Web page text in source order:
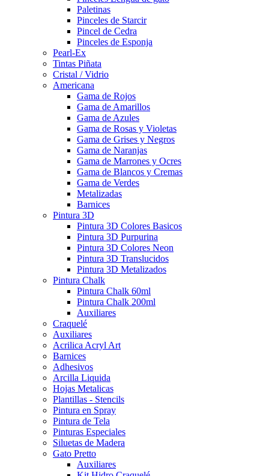
Paletinas
Pinceles de Starcir
Pincel de Cedra
Pinceles de Esponja
Pearl-Ex
Tintas Piñata
Cristal / Vidrio
Americana
Gama de Rojos
Gama de Amarillos
Gama de Azules
Gama de Rosas y Violetas
Gama de Grises y Negros
Gama de Naranjas
Gama de Marrones y Ocres
Gama de Blancos y Cremas
Gama de Verdes
Metalizadas
Barnices
Pintura 3D
Pintura 3D Colores Basicos
Pintura 3D Purpurina
Pintura 3D Colores Neon
Pintura 3D Translucidos
Pintura 3D Metalizados
Pintura Chalk
Pintura Chalk 60ml
Pintura Chalk 200ml
Auxiliares
Craquelé
Auxiliares
Acrilica Acryl Art
Barnices
Adhesivos
Arcilla Liquida
Hojas Metalicas
Plantillas - Stencils
Pintura en Spray
Pintura de Tela
Pinturas Especiales
Siluetas de Madera
Gato Pretto
Auxiliares